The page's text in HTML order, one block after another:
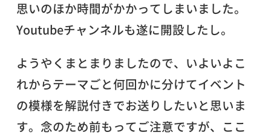
思いのほか時間がかかってしまいました。
Youtubeチャンネルも遂に開設したし。
ようやくまとまりましたので、いよいよこ
れからテーマごと何回かに分けてイベント
の模様を解説付きでお送りしたいと思いま
す。念のため前もってご注意ですが、ここ